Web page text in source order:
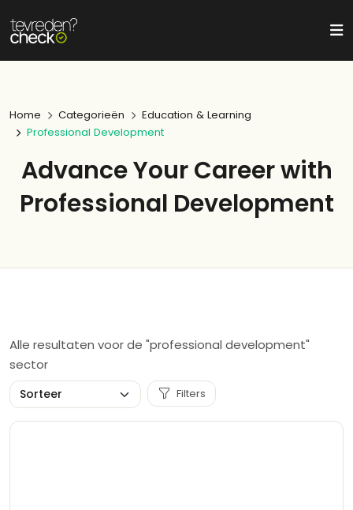
Home Categorieën
Education & Learning
Professional Development
Advance Your Career with
Professional Development
Alle resultaten voor de "professional development"
sector
Filters